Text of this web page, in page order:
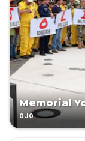
Memorial
OJO